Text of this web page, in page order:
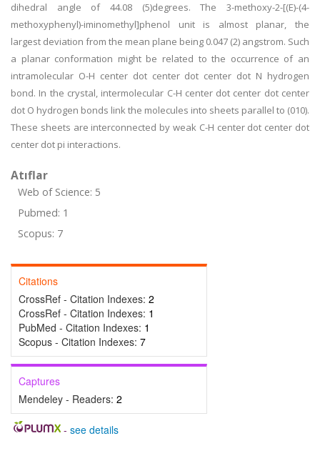
dihedral angle of 44.08 (5)degrees. The 3-methoxy-2-[(E)-(4-
methoxyphenyl)-iminomethyl]phenol unit is almost planar, the
largest deviation from the mean plane being 0.047 (2) angstrom. Such
a planar conformation might be related to the occurrence of an
intramolecular O-H center dot center dot center dot N hydrogen
bond. In the crystal, intermolecular C-H center dot center dot center
dot O hydrogen bonds link the molecules into sheets parallel to (010).
These sheets are interconnected by weak C-H center dot center dot
center dot pi interactions.
Atıflar
Web of Science: 5
Pubmed: 1
Scopus: 7
Citations
CrossRef - Citation Indexes: 2
CrossRef - Citation Indexes: 1
PubMed - Citation Indexes: 1
Scopus - Citation Indexes: 7
Captures
Mendeley - Readers: 2
- see details